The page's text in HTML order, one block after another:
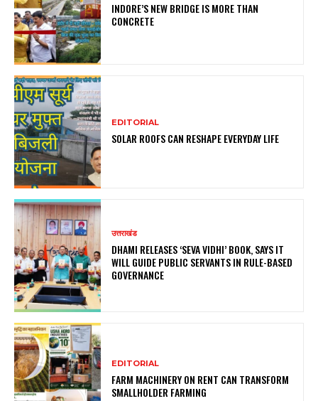
INDORE’S NEW BRIDGE IS MORE THAN
CONCRETE
EDITORIAL
SOLAR ROOFS CAN RESHAPE EVERYDAY LIFE
उत्तराखंड
DHAMI RELEASES ‘SEVA VIDHI’ BOOK, SAYS IT
WILL GUIDE PUBLIC SERVANTS IN RULE-BASED
GOVERNANCE
EDITORIAL
FARM MACHINERY ON RENT CAN TRANSFORM
SMALLHOLDER FARMING